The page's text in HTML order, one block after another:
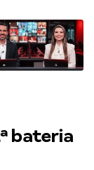
bateria